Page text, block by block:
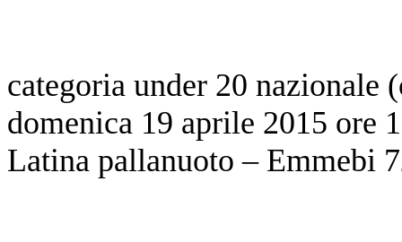
categoria under 20
domenica 19 aprile 2015 ore
Latina pallanuoto – Emmebi